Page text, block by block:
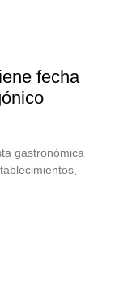
fecha
gastronómica